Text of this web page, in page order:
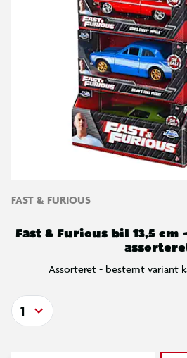
FAST & FURIOUS
Fast & Furious bil 13,5
Assorteret - bestemt variant
1